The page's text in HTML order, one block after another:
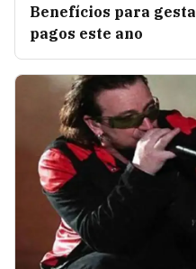
Benefícios para
pagos este ano